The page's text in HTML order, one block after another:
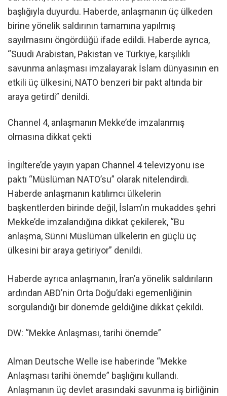
başlığıyla duyurdu. Haberde, anlaşmanın üç ülkeden
birine yönelik saldırının tamamına yapılmış
sayılmasını öngördüğü ifade edildi. Haberde ayrıca,
“Suudi Arabistan, Pakistan ve Türkiye, karşılıklı
savunma anlaşması imzalayarak İslam dünyasının en
etkili üç ülkesini, NATO benzeri bir pakt altında bir
araya getirdi” denildi.
Channel 4, anlaşmanın Mekke’de imzalanmış
olmasına dikkat çekti
İngiltere’de yayın yapan Channel 4 televizyonu ise
paktı “Müslüman NATO’su” olarak nitelendirdi.
Haberde anlaşmanın katılımcı ülkelerin
başkentlerden birinde değil, İslam’ın mukaddes şehri
Mekke’de imzalandığına dikkat çekilerek, “Bu
anlaşma, Sünni Müslüman ülkelerin en güçlü üç
ülkesini bir araya getiriyor” denildi.
Haberde ayrıca anlaşmanın, İran’a yönelik saldırıların
ardından ABD’nin Orta Doğu’daki egemenliğinin
sorgulandığı bir dönemde geldiğine dikkat çekildi.
DW: “Mekke Anlaşması, tarihi önemde”
Alman Deutsche Welle ise haberinde “Mekke
Anlaşması tarihi önemde” başlığını kullandı.
Anlaşmanın üç devlet arasındaki savunma iş birliğinin